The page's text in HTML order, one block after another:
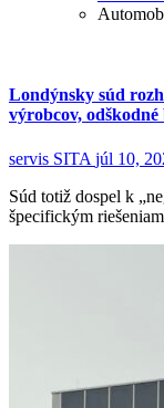
Londýnsky súd
výrobcov,
servis SITA júl 10,
Súd totiž dospel k „negatívnym zisteniam vo vzťahu k niektorým
špecifickým